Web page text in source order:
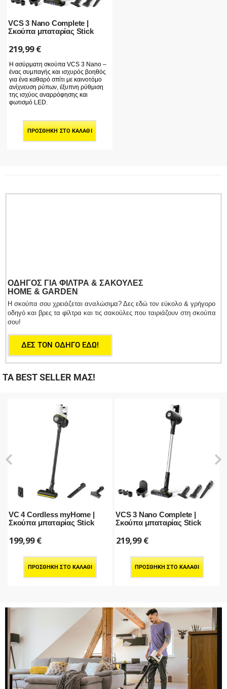
VCS 3 Nano Complete |
Σκούπα μπαταρίας Stick
219,99€
Η ασύρματη σκούπα VCS 3 Nano –
ένας συμπαγής και ισχυρός βοηθός
για ένα καθαρό σπίτι με καινοτόμο
ανίχνευση ρύπων, έξυπνη ρύθμιση
της ισχύος αναρρόφησης και
φωτισμό LED.
ΠΡΟΣΘΉΚΗ ΣΤΟ ΚΑΛΆΘΙ
ΟΔΗΓΌΣ ΓΙΑ ΦΊΛΤΡΑ & ΣΑΚΟΎΛΕΣ
HOME & GARDEN
Η σκούπα σου χρειάζεται αναλώσιμα? Δες εδώ τον εύκολο & γρήγορο
οδηγό και βρες τα φίλτρα και τις σακούλες που ταιριάζουν στη σκούπα
σου!
ΔΕΣ TON ΟΔΗΓΟ ΕΔΩ!
ΤΑ BEST SELLER ΜΑΣ!
VC 4 Cordless myHome |
Σκούπα μπαταρίας Stick
199,99€
ΠΡΟΣΘΉΚΗ ΣΤΟ ΚΑΛΆΘΙ
VCS 3 Nano Complete |
Σκούπα μπαταρίας Stick
219,99€
ΠΡΟΣΘΉΚΗ ΣΤΟ ΚΑΛΆΘΙ